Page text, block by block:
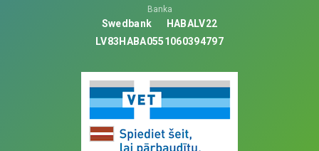
Banka
Swedbank
HABALV22
LV83HABA0551060394797